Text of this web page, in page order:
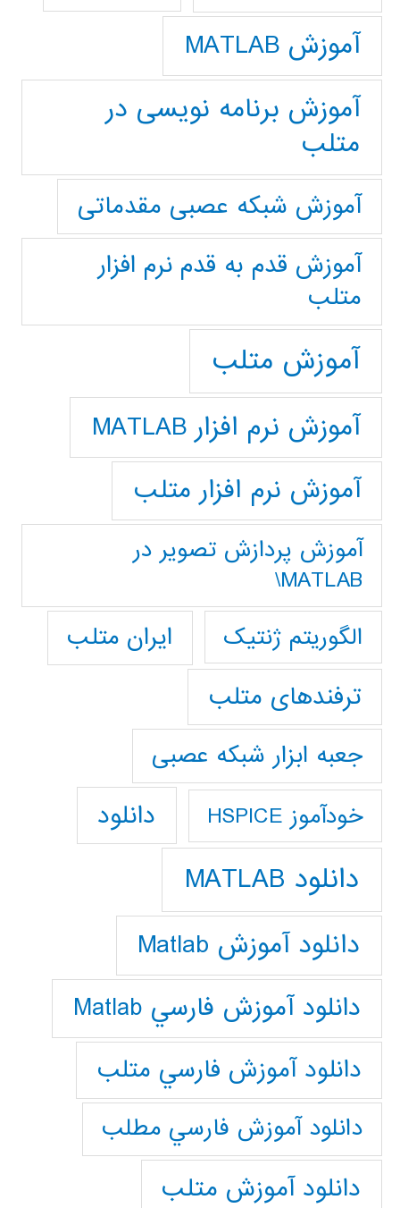
آموزش MATLAB
آموزش برنامه نویسی در
متلب
آموزش شبکه عصبی مقدماتی
آموزش قدم به قدم نرم افزار
متلب
آموزش متلب
آموزش نرم افزار MATLAB
آموزش نرم افزار متلب
آموزش پردازش تصوير در
MATLAB\
الگوریتم ژنتیک
ایران متلب
ترفندهای متلب
جعبه ابزار شبکه عصبی
خودآموز HSPICE دانلود
دانلود MATLAB
دانلود آموزش Matlab
دانلود آموزش فارسي Matlab
دانلود آموزش فارسي متلب
دانلود آموزش فارسي مطلب
دانلود آموزش متلب